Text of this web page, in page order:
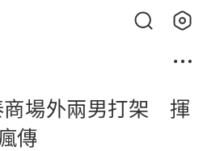
商場外兩男打架 揮
傳